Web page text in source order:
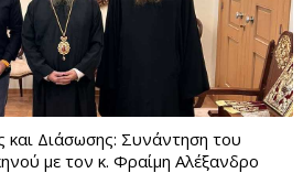
και Διάσωσης: Συνάντηση του
με τον κ. Φραίμη Αλέξανδρο